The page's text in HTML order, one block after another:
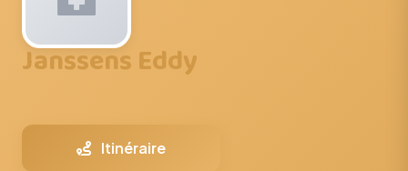
Janssens Eddy
Itinéraire